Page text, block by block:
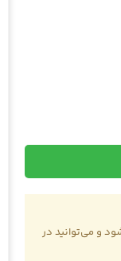
و می‌توانید در